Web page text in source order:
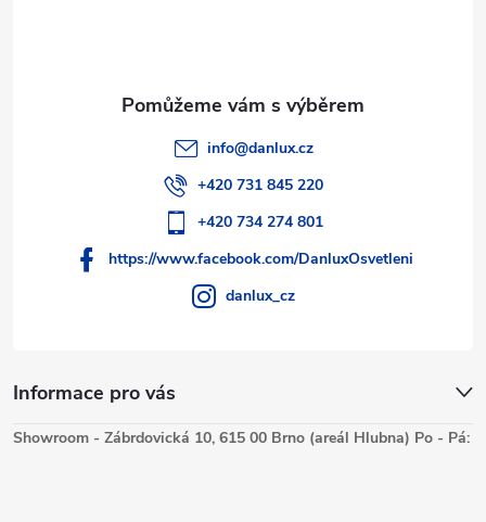
Informace pro vás
info@danlux.cz
+420 731 845 220
+420 734 274 801
https://www.facebook.com/DanluxOsvetleni
danlux_cz
Showroom - Zábrdovická 10, 615 00 Brno (areál Hlubna) Po - Pá: